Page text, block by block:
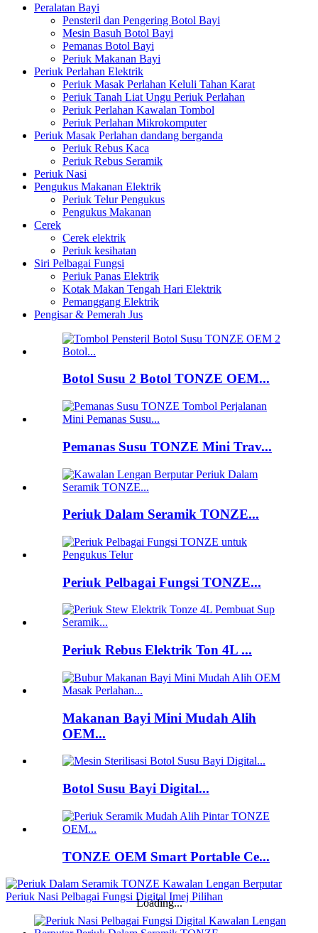
Peralatan Bayi
Pensteril dan Pengering Botol Bayi
Mesin Basuh Botol Bayi
Pemanas Botol Bayi
Periuk Makanan Bayi
Periuk Perlahan Elektrik
Periuk Masak Perlahan Keluli Tahan Karat
Periuk Tanah Liat Ungu Periuk Perlahan
Periuk Perlahan Kawalan Tombol
Periuk Perlahan Mikrokomputer
Periuk Masak Perlahan dandang berganda
Periuk Rebus Kaca
Periuk Rebus Seramik
Periuk Nasi
Pengukus Makanan Elektrik
Periuk Telur Pengukus
Pengukus Makanan
Cerek
Cerek elektrik
Periuk kesihatan
Siri Pelbagai Fungsi
Periuk Panas Elektrik
Kotak Makan Tengah Hari Elektrik
Pemanggang Elektrik
Pengisar & Pemerah Jus
Botol Susu 2 Botol TONZE OEM...
Pemanas Susu TONZE Mini Trav...
Periuk Dalam Seramik TONZE...
Periuk Pelbagai Fungsi TONZE...
Periuk Rebus Elektrik Ton 4L ...
Makanan Bayi Mini Mudah Alih
OEM...
Botol Susu Bayi Digital...
TONZE OEM Smart Portable Ce...
Loading...